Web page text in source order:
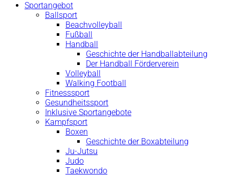
Sportangebot
Ballsport
Beachvolleyball
Fußball
Handball
Geschichte der Handballabteilung
Der Handball Förderverein
Volleyball
Walking Football
Fitnesssport
Gesundheitssport
Inklusive Sportangebote
Kampfsport
Boxen
Geschichte der Boxabteilung
Ju-Jutsu
Judo
Taekwondo